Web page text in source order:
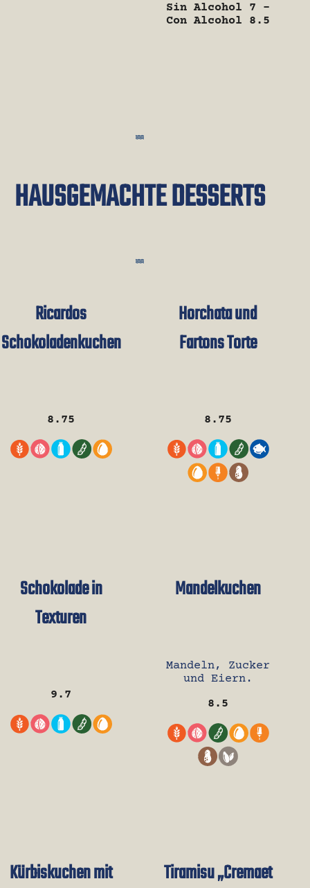
Sin Alcohol 7 –
Con Alcohol 8.5
HAUSGEMACHTE DESSERTS
Ricardos
Schokoladenkuchen
8.75
Horchata und
Fartons Torte
8.75
Schokolade in
Texturen
9.7
Mandelkuchen
Mandeln, Zucker
und Eiern.
8.5
Kürbiskuchen mit Tiramisu „Cremaet